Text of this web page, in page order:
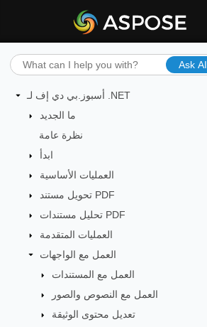
Ask AI
أسبوز.بي دي إف لـ .NET
ما الجديد
نظرة عامة
ابدأ
العمليات الأساسية
تحويل مستند PDF
تحليل مستندات PDF
العمليات المتقدمة
العمل مع الواجهات
العمل مع المستندات
العمل مع النصوص والصور
تعديل محتوى الوثيقة